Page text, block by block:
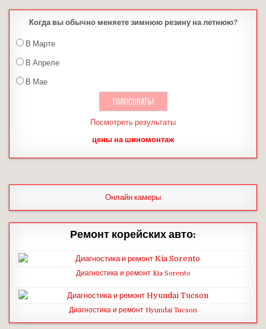
Когда вы обычно меняете зимнюю резину на летнюю?
В Марте
В Апреле
В Мае
Посмотреть результаты
цены на шиномонтаж
Онлайн камеры
Ремонт корейских авто:
Диагностика и ремонт Kia Sorento
Диагностика и ремонт Hyundai Tucson